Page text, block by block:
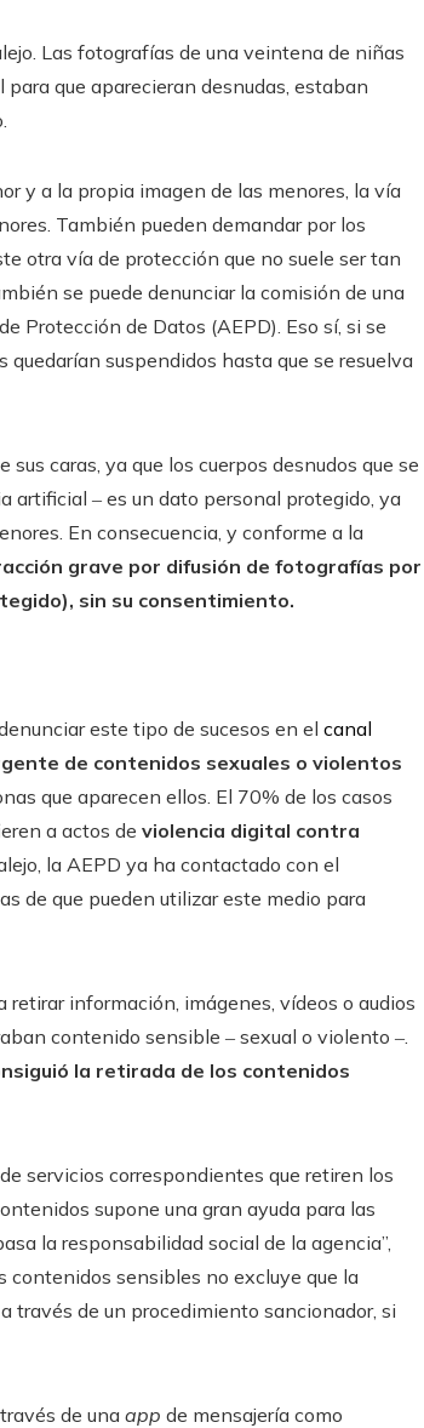
Las fotografías de una veintena de niñas
que aparecieran desnudas, estaban
y a la propia imagen de las menores, la vía
También pueden demandar por los
otra vía de protección que no suele ser tan
se puede denunciar la comisión de una
Protección de Datos (AEPD). Eso sí, si se
suspendidos hasta que se resuelva
caras, ya que los cuerpos desnudos que se
artificial ‒ es un dato personal protegido, ya
En consecuencia, y conforme a la
grave por difusión de fotografías por
sin su consentimiento.
este tipo de sucesos en el canal
de contenidos sexuales o violentos
que aparecen ellos. El 70% de los casos
a actos de violencia digital contra
la AEPD ya ha contactado con el
de que pueden utilizar este medio para
información, imágenes, vídeos o audios
contenido sensible ‒ sexual o violento ‒.
la retirada de los contenidos
servicios correspondientes que retiren los
supone una gran ayuda para las
la responsabilidad social de la agencia”,
contenidos sensibles no excluye que la
través de un procedimiento sancionador, si
de unaapp de mensajería como